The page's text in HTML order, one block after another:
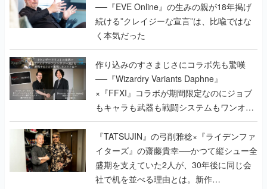
──『EVE Online』の生みの親が18年掲げ
続ける”クレイジーな宣言”は、比喩ではな
く本気だった
作り込みのすさまじさにコラボ先も驚嘆
──『Wizardry Variants Daphne』
×『FFXI』コラボが期間限定なのにジョブ
もキャラも武器も戦闘システムもワンオフ
で作り込まれた理由を両ディレクターに聞
く
『TATSUJIN』の弓削雅稔×『ライデンファ
イターズ』の齋藤貴幸──かつて縦シュー全
盛期を支えていた2人が、30年後に同じ会
社で机を並べる理由とは。新作